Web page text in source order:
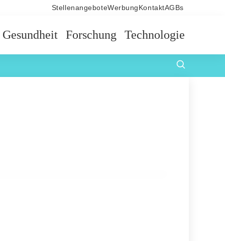
StellenangeboteWerbung KontaktAGBs
Gesundheit Forschung Technologie